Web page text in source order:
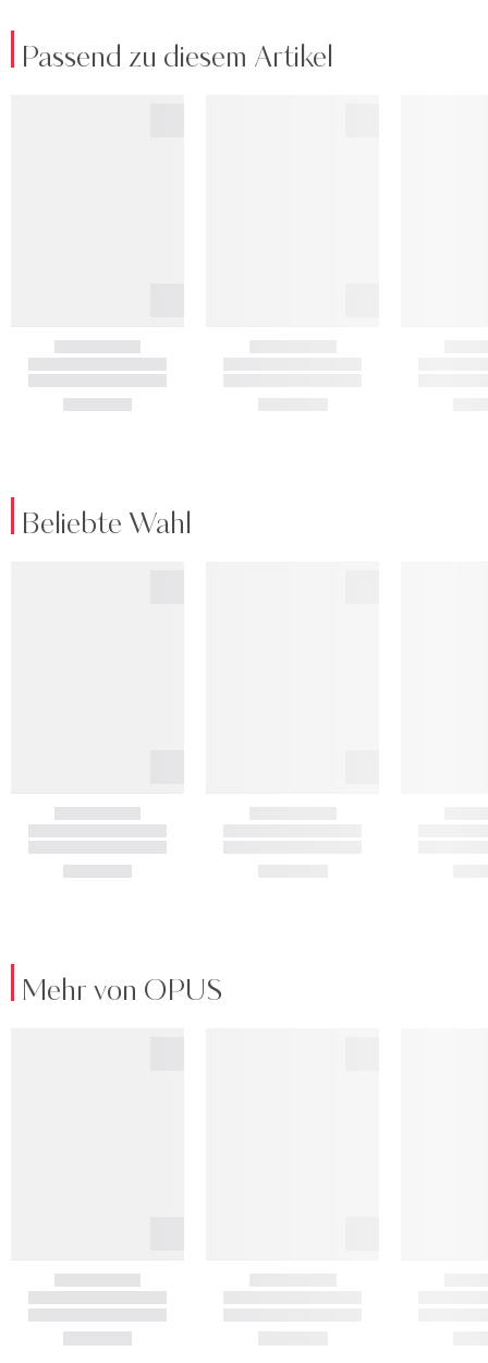
Passend zu diesem Artikel
Beliebte Wahl
Mehr von OPUS